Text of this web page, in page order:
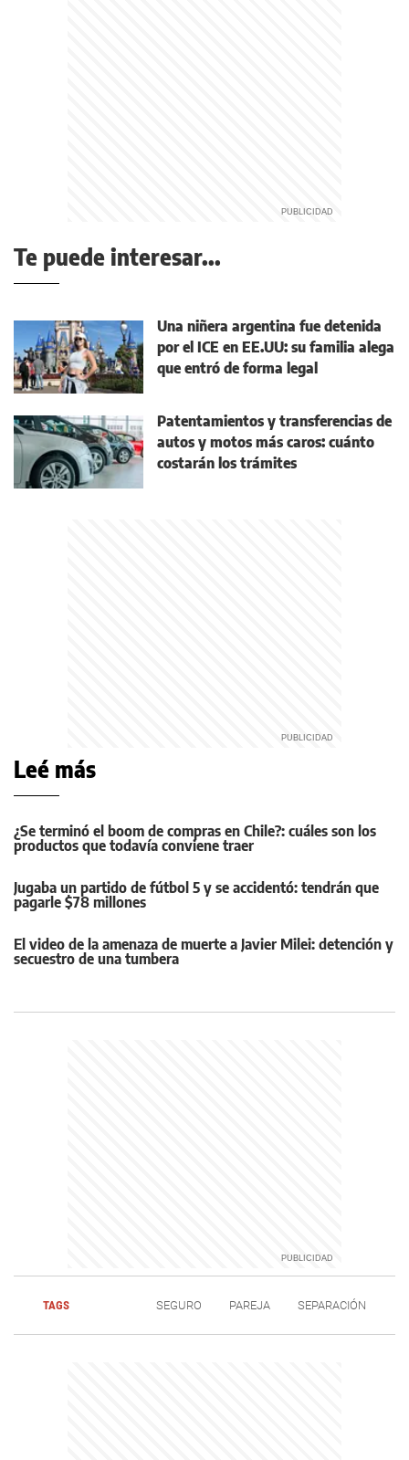
Te puede interesar...
Una niñera argentina fue detenida
por el ICE en EE.UU: su familia alega
que entró de forma legal
Patentamientos y transferencias de
autos y motos más caros: cuánto
costarán los trámites
Leé más
¿Se terminó el boom de compras en Chile?: cuáles son los
productos que todavía conviene traer
Jugaba un partido de fútbol 5 y se accidentó: tendrán que
pagarle $78 millones
El video de la amenaza de muerte a Javier Milei: detención y
secuestro de una tumbera
TAGS SEGURO PAREJA SEPARACIÓN